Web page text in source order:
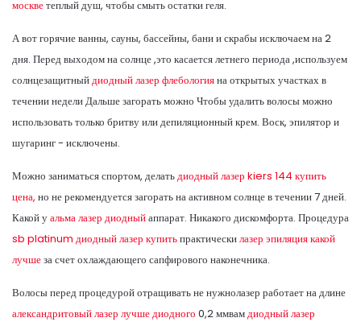
москветеплый душ, чтобы смыть остатки геля.
А вот горячие ванны, сауны, бассейны, бани и скрабы исключаем на 2
дня. Перед выходом на солнце ,это касается летнего периода ,используем
солнцезащитныйдиодный лазер флебологияна открытых участках в
течении недели Дальше загорать можно Чтобы удалить волосы можно
использовать только бритву или депиляционный крем. Воск, эпилятор и
шугаринг - исключены.
Можно заниматься спортом, делатьдиодный лазер kiers 144 купить
цена, но не рекомендуется загорать на активном солнце в течении 7 дней.
Какой уальма лазер диодныйаппарат. Никакого дискомфорта. Процедура
sb platinum диодный лазер купитьпрактическилазер эпиляция какой
лучшеза счет охлаждающего сапфирового наконечника.
Волосы перед процедурой отращивать не нужнолазер работает на длине
александритовый лазер лучше диодного 0,2 ммвамдиодный лазер